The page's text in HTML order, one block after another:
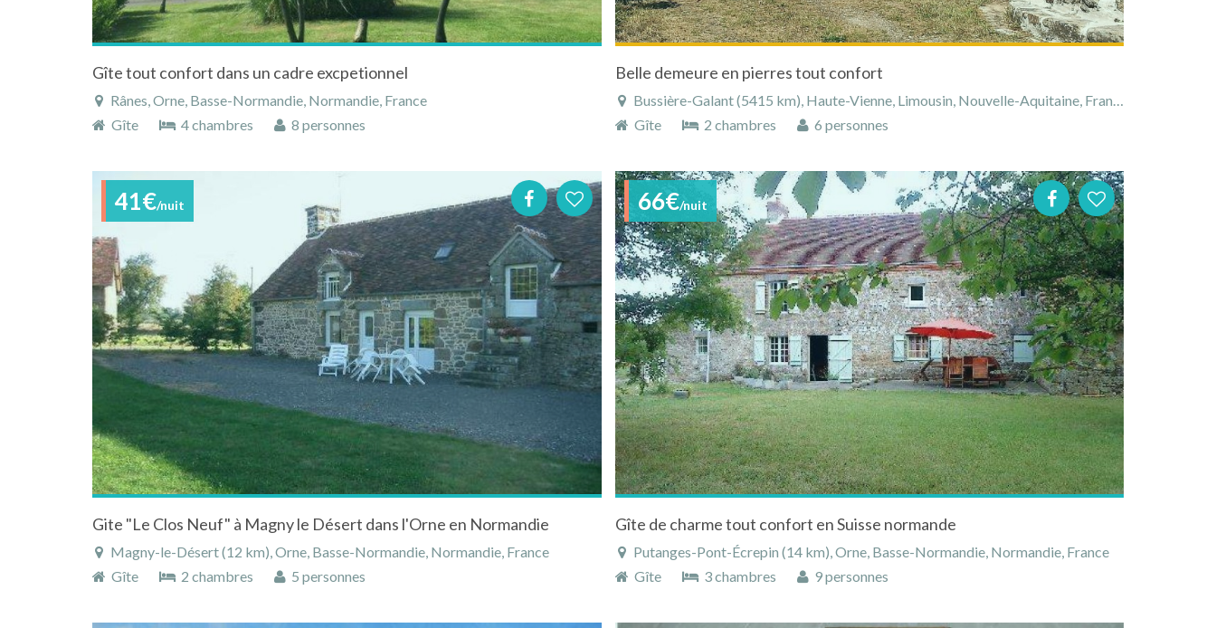
Gîte tout confort dans un cadre excpetionnel
Rânes, Orne, Basse-Normandie, Normandie, France
Gîte
4 chambres 8 personnes
Belle demeure en pierres tout confort
Bussière-Galant (5415 km), Haute-Vienne, Limousin, Nouvelle-Aquitaine, France
Gîte
2 chambres 6 personnes
41€/nuit
Gite "Le Clos Neuf" à Magny le Désert dans l'Orne en Normandie
Magny-le-Désert (12 km), Orne, Basse-Normandie, Normandie, France
Gîte
2 chambres 5 personnes
66€/nuit
Gîte de charme tout confort en Suisse normande
Putanges-Pont-Écrepin (14 km), Orne, Basse-Normandie, Normandie, France
Gîte
3 chambres 9 personnes